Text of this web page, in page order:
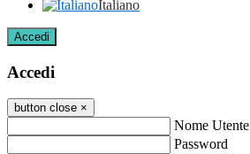
Italiano
Accedi
Accedi
button close ×
Nome Utente
Password